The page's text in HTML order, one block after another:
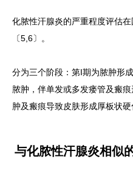
化脓性汗腺炎的严重程度评估
〔5,6〕。
分为三个阶段：第I期为脓肿形
脓肿，伴单发或多发瘘管及瘢
肿及瘢痕导致皮肤形成厚板状硬
与化脓性汗腺炎相似